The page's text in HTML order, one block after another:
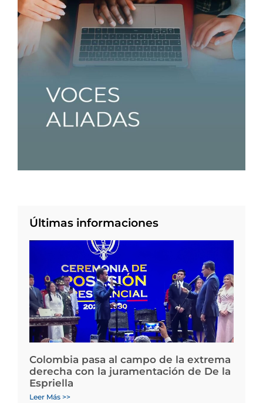
Últimas informaciones
Colombia pasa al campo de la extrema
derecha con la juramentación de De la
Espriella
Leer Más >>